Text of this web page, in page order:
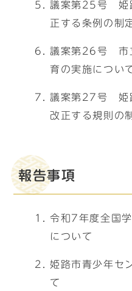
議案第25号 姫
正する条例の制
議案第26号 市
育の実施につい
議案第27号 姫
改正する規則の
報告事項
令和7年度全国
について
姫路市青少年セ
て